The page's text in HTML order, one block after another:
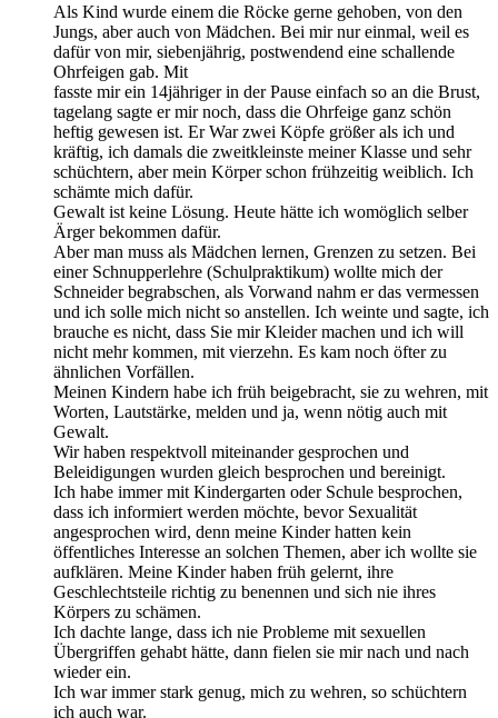
Als Kind wurde einem die Röcke gerne gehoben, von den
Jungs, aber auch von Mädchen. Bei mir nur einmal, weil es
dafür von mir, siebenjährig, postwendend eine schallende
Ohrfeigen gab. Mit
fasste mir ein 14jähriger in der Pause einfach so an die Brust,
tagelang sagte er mir noch, dass die Ohrfeige ganz schön
heftig gewesen ist. Er War zwei Köpfe größer als ich und
kräftig, ich damals die zweitkleinste meiner Klasse und sehr
schüchtern, aber mein Körper schon frühzeitig weiblich. Ich
schämte mich dafür.
Gewalt ist keine Lösung. Heute hätte ich womöglich selber
Ärger bekommen dafür.
Aber man muss als Mädchen lernen, Grenzen zu setzen. Bei
einer Schnupperlehre (Schulpraktikum) wollte mich der
Schneider begrabschen, als Vorwand nahm er das vermessen
und ich solle mich nicht so anstellen. Ich weinte und sagte, ich
brauche es nicht, dass Sie mir Kleider machen und ich will
nicht mehr kommen, mit vierzehn. Es kam noch öfter zu
ähnlichen Vorfällen.
Meinen Kindern habe ich früh beigebracht, sie zu wehren, mit
Worten, Lautstärke, melden und ja, wenn nötig auch mit
Gewalt.
Wir haben respektvoll miteinander gesprochen und
Beleidigungen wurden gleich besprochen und bereinigt.
Ich habe immer mit Kindergarten oder Schule besprochen,
dass ich informiert werden möchte, bevor Sexualität
angesprochen wird, denn meine Kinder hatten kein
öffentliches Interesse an solchen Themen, aber ich wollte sie
aufklären. Meine Kinder haben früh gelernt, ihre
Geschlechtsteile richtig zu benennen und sich nie ihres
Körpers zu schämen.
Ich dachte lange, dass ich nie Probleme mit sexuellen
Übergriffen gehabt hätte, dann fielen sie mir nach und nach
wieder ein.
Ich war immer stark genug, mich zu wehren, so schüchtern
ich auch war.